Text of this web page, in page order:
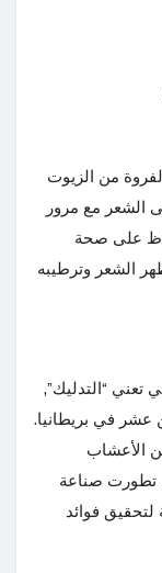
من الزيوت
الشعر مع مرور
على صحة
الشعر وترطيبه
تعني “التدليك”,
عشر في بريطانيا.
الأعشاب
تطورت صناعة
لتحقيق فوائد